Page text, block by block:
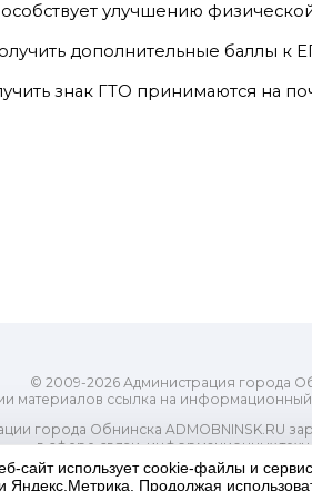
улучшению
дополнительные баллы к
знак ГТО принимаются на
© 2009-2026 Администрация города
материалов ссылка на
города Обнинска ADMOBNINSK.RU
в сфере связи, информационных
коммуникаций (Роскомнадзор) 24
Свидетельство о регистрации Эл №
сайт использует cookie-файлы и сервис
Яндекс.Метрика. Продолжая